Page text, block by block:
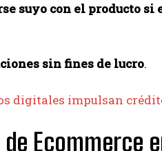
suyo con el producto si
sin fines de lucro.
digitales impulsan
Ecommerce